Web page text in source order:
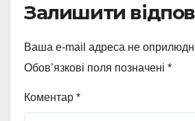
Залишити
Ваша e-mail адреса не
Обов’язкові поля позначені *
Коментар *